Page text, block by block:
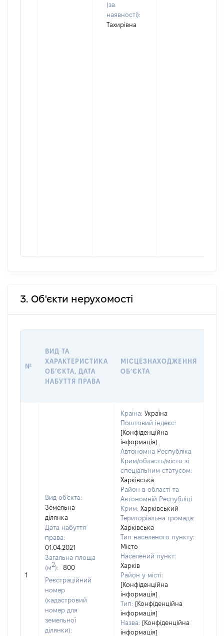
(за
наявності):
Тахирівна
3. Об'єкти нерухомості
№
ВИД ТА
ХАРАКТЕРИСТИКА
ОБʼЄКТА, ДАТА
НАБУТТЯ ПРАВА
МІСЦЕЗНАХОДЖЕННЯ
ОБʼЄКТА
1
Вид об'єкта:
Земельна
ділянка
Дата набуття
права:
01.04.2021
Загальна площа
(м2):
800
Реєстраційний
номер
(кадастровий
номер для
земельної
ділянки):
Країна: Україна
Поштовий індекс:
[Конфіденційна
інформація]
Автономна Республіка
Крим/область/місто зі
спеціальним статусом:
Харківська
Район в області та
Автономній Республіці
Крим: Харківський
Територіальна громада:
Харківська
Тип населеного пункту:
Місто
Населений пункт:
Харків
Район у місті:
[Конфіденційна
інформація]
Тип: [Конфіденційна
інформація]
Назва: [Конфіденційна
інформація]